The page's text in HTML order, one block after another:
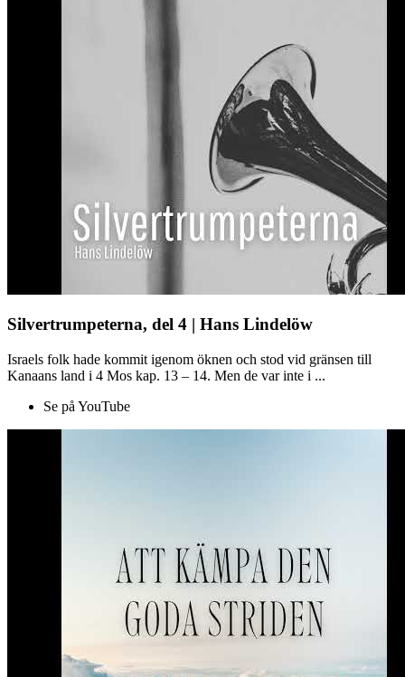
Silvertrumpeterna, del 4 | Hans Lindelöw
Israels folk hade kommit igenom öknen och stod vid gränsen till
Kanaans land i 4 Mos kap. 13 – 14. Men de var inte i ...
Se på YouTube